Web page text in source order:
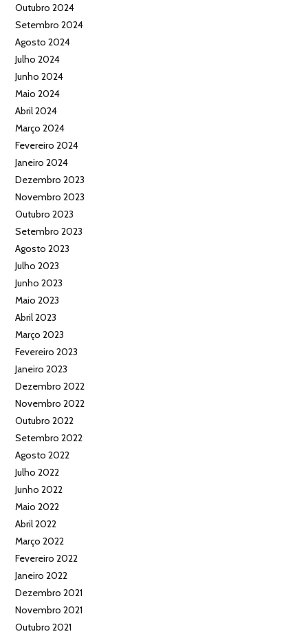
Outubro 2024
Setembro 2024
Agosto 2024
Julho 2024
Junho 2024
Maio 2024
Abril 2024
Março 2024
Fevereiro 2024
Janeiro 2024
Dezembro 2023
Novembro 2023
Outubro 2023
Setembro 2023
Agosto 2023
Julho 2023
Junho 2023
Maio 2023
Abril 2023
Março 2023
Fevereiro 2023
Janeiro 2023
Dezembro 2022
Novembro 2022
Outubro 2022
Setembro 2022
Agosto 2022
Julho 2022
Junho 2022
Maio 2022
Abril 2022
Março 2022
Fevereiro 2022
Janeiro 2022
Dezembro 2021
Novembro 2021
Outubro 2021